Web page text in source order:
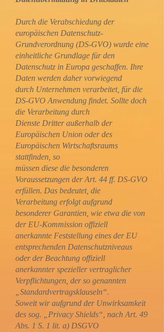
Durch die Verabschiedung der
europäischen Datenschutz-
Grundverordnung (DS-GVO) wurde eine
einheitliche Grundlage für den
Datenschutz in Europa geschaffen. Ihre
Daten werden daher vorwiegend
durch Unternehmen verarbeitet, für die
DS-GVO Anwendung findet. Sollte doch
die Verarbeitung durch
Dienste Dritter außerhalb der
Europäischen Union oder des
Europäischen Wirtschaftsraums
stattfinden, so
müssen diese die besonderen
Voraussetzungen der Art. 44 ff. DS-GVO
erfüllen. Das bedeutet, die
Verarbeitung erfolgt aufgrund
besonderer Garantien, wie etwa die von
der EU-Kommission offiziell
anerkannte Feststellung eines der EU
entsprechenden Datenschutzniveaus
oder der Beachtung offiziell
anerkannter spezieller vertraglicher
Verpflichtungen, der so genannten
„Standardvertragsklauseln“.
Soweit wir aufgrund der Unwirksamkeit
des sog. „Privacy Shields“, nach Art. 49
Abs. 1 S. 1 lit. a) DSGVO